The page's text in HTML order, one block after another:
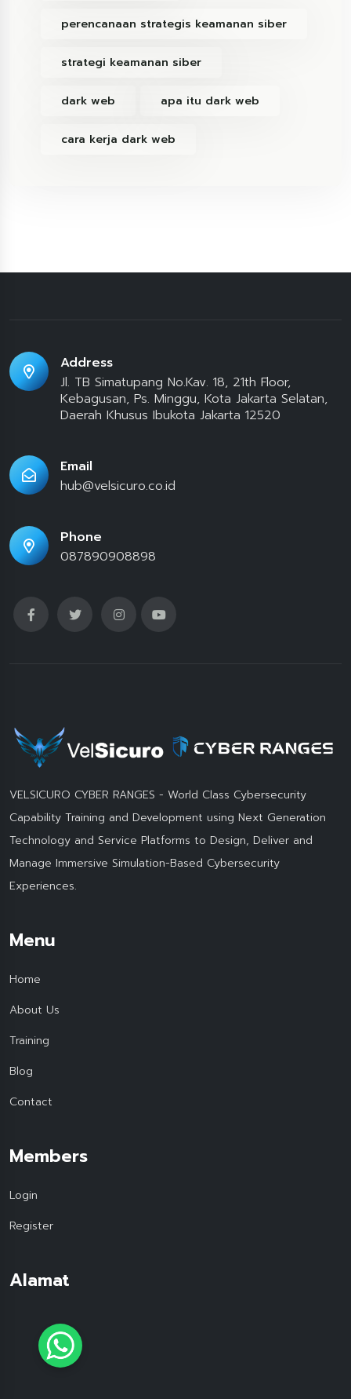
perencanaan strategis keamanan siber
strategi keamanan siber
dark web apa itu dark web
cara kerja dark web
Address
Jl. TB Simatupang No.Kav. 18, 21th Floor,
Kebagusan, Ps. Minggu, Kota Jakarta Selatan,
Daerah Khusus Ibukota Jakarta 12520
Email
hub@velsicuro.co.id
Phone
087890908898
VELSICURO CYBER RANGES - World Class Cybersecurity
Capability Training and Development using Next Generation
Technology and Service Platforms to Design, Deliver and
Manage Immersive Simulation-Based Cybersecurity
Experiences.
Menu
Home
About Us
Training
Blog
Contact
Members
Login
Register
Alamat